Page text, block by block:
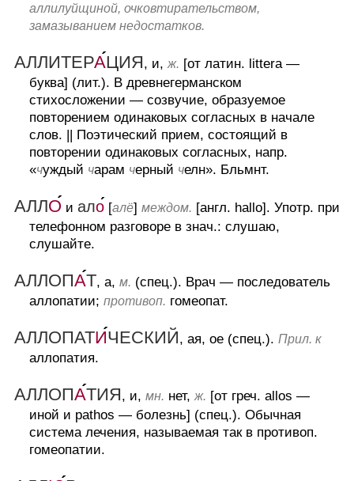
аллилуйщиной, очковтирательством,
замазыванием недостатков.
АЛЛИТЕРАЦИЯ, и,ж. [от латин. littera —
буква] (лит.). В древнегерманском
стихосложении — созвучие, образуемое
повторением одинаковых согласных в начале
слов.
Поэтический прием, состоящий в
повторении одинаковых согласных, напр.
«чуждый чарам черный челн». Бльмнт.
АЛЛО и ало [алё] междом. [англ. hallo]. Употр. при
телефонном разговоре в знач.: слушаю,
слушайте.
АЛЛОПАТ, а, м. (спец.). Врач — последователь
аллопатии; противоп. гомеопат.
АЛЛОПАТИЧЕСКИЙ, ая, ое (спец.). Прил. к
аллопатия.
АЛЛОПАТИЯ, и, мн. нет,ж. [от греч. allos —
иной и pathos — болезнь] (спец.). Обычная
система лечения, называемая так в противоп.
гомеопатии.